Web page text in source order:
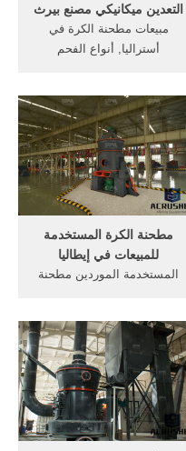
التعدين ميكانيكي مصنع بيرث
مبيعات مطحنة الكرة في
أستراليا, أنواع الفحم
سعر البوكسيت معدات التعدين
في تنزانيا منتج مطحنة الكرة
في أستراليا مطحنة الكرة من
مصنع بيرث
مطحنة الكرة المستخدمة
للمبيعات في إيطاليا
المستخدمة الموردين مطحنة
المستخدمة في تصنيع الذهب;
نوع الكرة إضافة آلة التطبيق
التلقائي في عملية طحن الكرة
المستخدمة مطحنة جنوب
100+ يحب مصانع المطاحن
الصغيرة فى ايطاليا.